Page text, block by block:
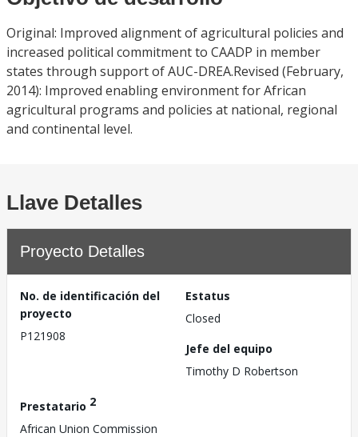
Original: Improved alignment of agricultural policies and
increased political commitment to CAADP in member
states through support of AUC-DREA.Revised (February,
2014): Improved enabling environment for African
agricultural programs and policies at national, regional
and continental level.
Llave Detalles
Proyecto Detalles
No. de identificación del
proyecto
P121908
Estatus
Closed
Jefe del equipo
Timothy D Robertson
Prestatario 2
African Union Commission